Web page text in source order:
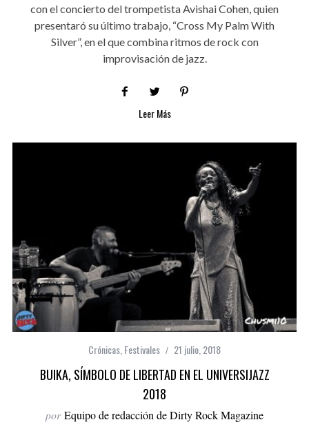
con el concierto del trompetista Avishai Cohen, quien
presentaró su último trabajo, “Cross My Palm With
Silver”, en el que combina ritmos de rock con
improvisación de jazz.
Leer Más
Crónicas Festivales 21 julio, 2018
BUIKA, SÍMBOLO DE LIBERTAD EN EL UNIVERSIJAZZ
2018
por Equipo de redacción de Dirty Rock Magazine